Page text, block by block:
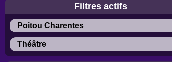
Filtres actifs
Poitou Charentes
Théâtre